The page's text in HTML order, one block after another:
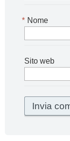
Nome
*
Sito web